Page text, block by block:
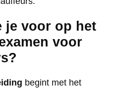
je voor op het
voor
begint met het